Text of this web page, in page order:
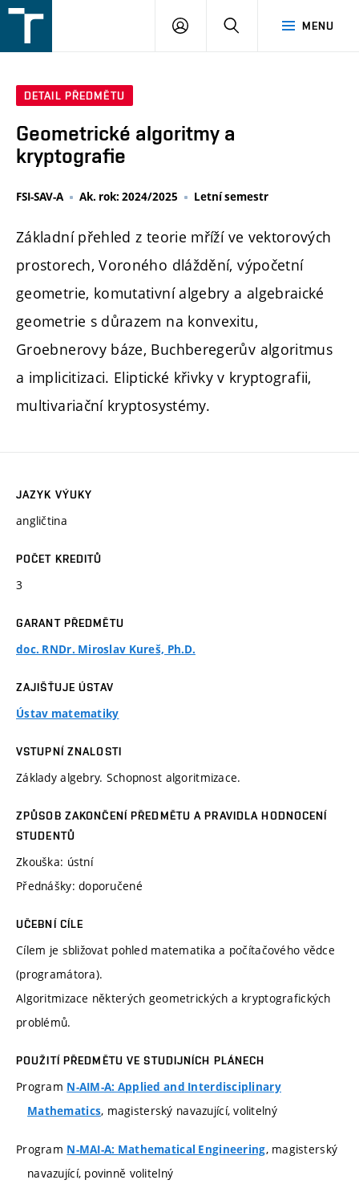
v
MENU
PŘIHLÁŠENÍ
DETAIL PŘEDMĚTU
Geometrické algoritmy a
kryptografie
FSI-SAV-A Ak. rok: 2024/2025 Letní semestr
Základní přehled z teorie mříží ve vektorových
prostorech, Voroného dláždění, výpočetní
geometrie, komutativní algebry a algebraické
geometrie s důrazem na konvexitu,
Groebnerovy báze, Buchberegerův algoritmus
a implicitizaci. Eliptické křivky v kryptografii,
multivariační kryptosystémy.
JAZYK VÝUKY
angličtina
POČET KREDITŮ
3
GARANT PŘEDMĚTU
doc. RNDr. Miroslav Kureš, Ph.D.
ZAJIŠŤUJE ÚSTAV
Ústav matematiky
VSTUPNÍ ZNALOSTI
Základy algebry. Schopnost algoritmizace.
ZPŮSOB ZAKONČENÍ PŘEDMĚTU A PRAVIDLA HODNOCENÍ
STUDENTŮ
Zkouška: ústní
Přednášky: doporučené
UČEBNÍ CÍLE
Cílem je sbližovat pohled matematika a počítačového vědce
(programátora).
Algoritmizace některých geometrických a kryptografických
problémů.
POUŽITÍ PŘEDMĚTU VE STUDIJNÍCH PLÁNECH
Program N-AIM-A: Applied and Interdisciplinary
Mathematics, magisterský navazující, volitelný
Program N-MAI-A: Mathematical Engineering, magisterský
navazující, povinně volitelný